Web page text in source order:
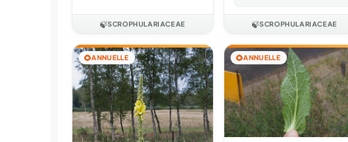
🍃SCROPHULARIACEAE 🍃SCROPHULARIACEAE
🌻ANNUELLE 🌻ANNUELLE